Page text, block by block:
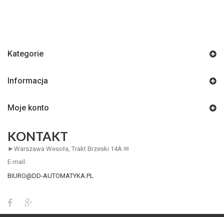
Kategorie
Informacja
Moje konto
KONTAKT
►Warszawa Wesoła, Trakt Brzeski 14A ✉
E-mail:
BIURO@DD-AUTOMATYKA.PL